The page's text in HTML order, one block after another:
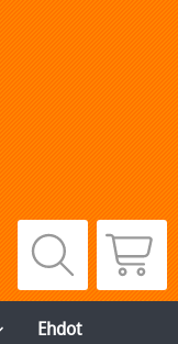
Ehdot